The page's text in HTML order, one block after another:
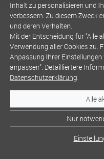
Inhalt zu personalisieren und
verbessern. Zu diesem Zweck
und deren Verhalten.
Mit der Entscheidung für "Alle
Verwendung aller Cookies zu.
Anpassung Ihrer Einstellungen
anpassen". Detailliertere
Datenschutzerklärung.
Alle
Nur